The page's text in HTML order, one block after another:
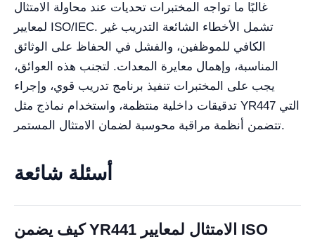
غالبًا ما تواجه المختبرات تحديات عند محاولة الامتثال
لمعايير ISO/IEC. تشمل الأخطاء الشائعة التدريب غير
الكافي للموظفين، والفشل في الحفاظ على الوثائق
المناسبة، وإهمال معايرة المعدات. لتجنب هذه العوائق،
يجب على المختبرات تنفيذ برنامج تدريب قوي، وإجراء
تدقيقات داخلية منتظمة، واستخدام نماذج مثل YR447 التي
تتضمن أنظمة مراقبة محوسبة لضمان الامتثال المستمر.
أسئلة شائعة
كيف يضمن YR441 الامتثال لمعايير ISO